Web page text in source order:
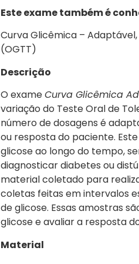
Este exame também é
Curva Glicêmica –
(OGTT)
Descrição
O exameCurva Glicêmica
variação do Teste Oral de
número de dosagens é
ou resposta do paciente.
glicose ao longo do tempo,
diagnosticar diabetes ou
material coletado para
coletas feitas em intervalos
de glicose. Essas amostras
glicose e avaliar a resposta
Material